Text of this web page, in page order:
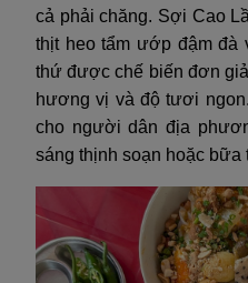
cả phải chăng. Sợi Cao
thịt heo tẩm ướp đậm đà
thứ được chế biến đơn
hương vị và độ tươi
cho người dân địa
sáng thịnh soạn hoặc bữa